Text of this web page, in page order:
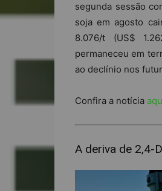
segunda sessão
soja em agosto
8.076/t (US$
permaneceu em
ao declínio nos
Confira a notícia
A deriva de 2,4-